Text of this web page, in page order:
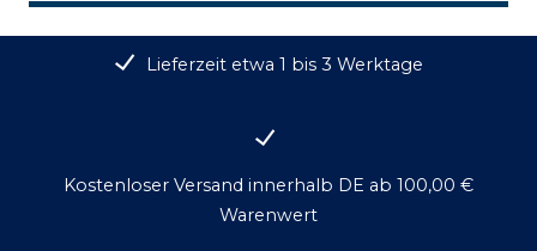
Lieferzeit etwa 1 bis 3 Werktage
Kostenloser Versand innerhalb DE ab 100,00 €
Warenwert